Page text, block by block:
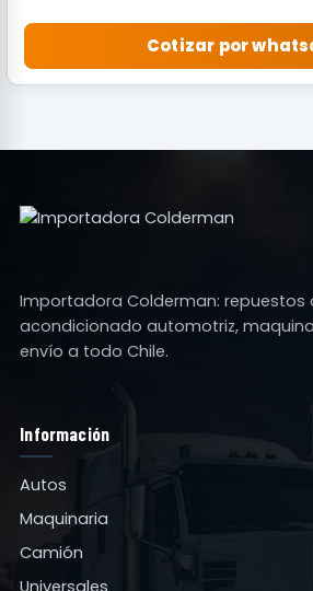
Cotizar por
Importadora Colderman: repuestos
acondicionado automotriz,
envío a todo Chile.
Información
Autos
Maquinaria
Camión